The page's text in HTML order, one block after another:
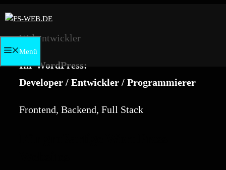
Zum
springen
Menü
Webentwickler
Ihr WordPress:
Developer / Entwickler / Programmierer
Frontend, Backend, Full Stack